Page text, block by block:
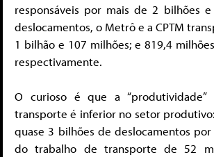
responsáveis por mais de 2 bilhões
deslocamentos, o Metrô e a CPTM
1 bilhão e 107 milhões; e 819,4
respectivamente.
O curioso é que a
transporte é inferior no setor
quase 3 bilhões de deslocamentos
do trabalho de transporte de 52